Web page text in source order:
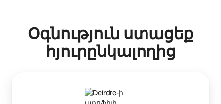
Օգնություն ստացեք
հյուրընկալողից